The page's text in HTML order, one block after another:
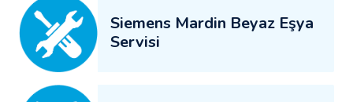
Siemens Mardin Beyaz Eşya
Servisi